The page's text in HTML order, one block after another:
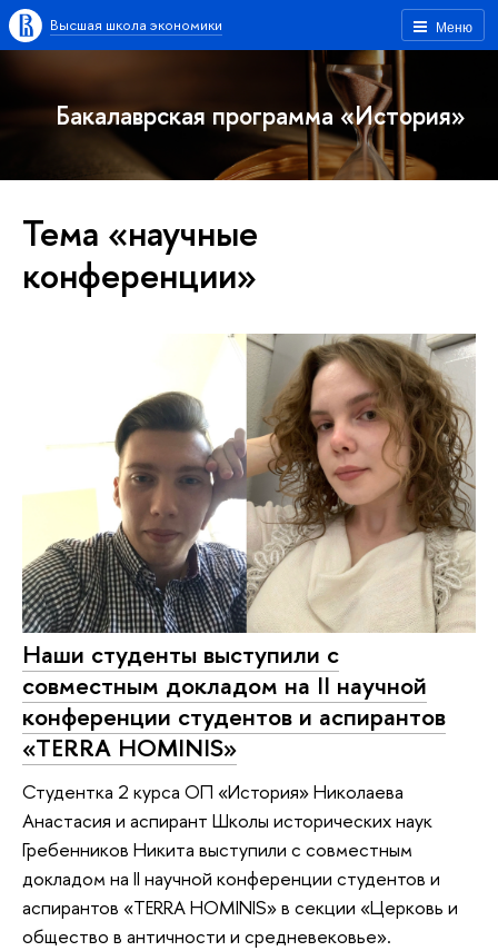
Меню
Высшая школа экономики
Бакалаврская программа «История»
Тема «научные
конференции»
Наши студенты выступили с
совместным докладом на II научной
конференции студентов и аспирантов
«TERRA HOMINIS»
Студентка 2 курса ОП «История» Николаева
Анастасия и аспирант Школы исторических наук
Гребенников Никита выступили с совместным
докладом на II научной конференции студентов и
аспирантов «TERRA HOMINIS» в секции «Церковь и
общество в античности и средневековье».